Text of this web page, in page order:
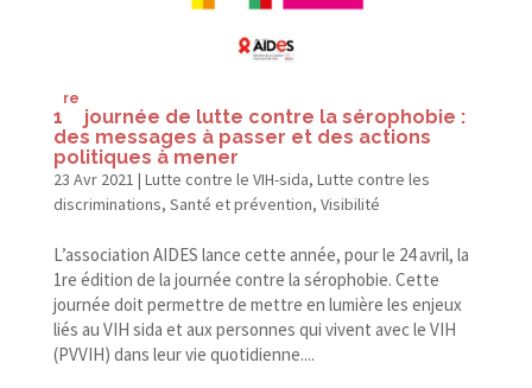
1
re
journée de lutte contre la sérophobie :
des messages à passer et des actions
politiques à mener
23 Avr 2021 | Lutte contre le VIH-sida, Lutte contre les
discriminations, Santé et prévention, Visibilité
L’association AIDES lance cette année, pour le 24 avril, la
1re édition de la journée contre la sérophobie. Cette
journée doit permettre de mettre en lumière les enjeux
liés au VIH sida et aux personnes qui vivent avec le VIH
(PVVIH) dans leur vie quotidienne....